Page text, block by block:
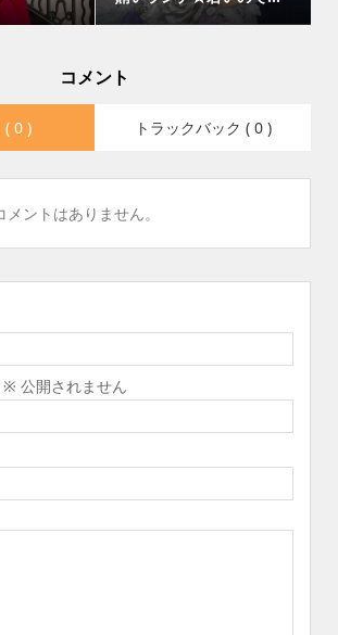
コメント
( 0 ) トラックバック ( 0 )
ントはありません。
※ 公開されません